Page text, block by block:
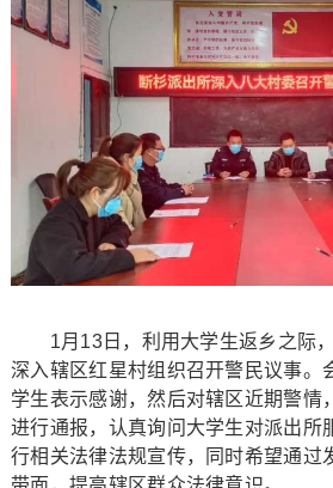
1月13日，利用大学生返乡之际，
深入辖区红星村组织召开警民议事。
学生表示感谢，然后对辖区近期警情
进行通报，认真询问大学生对派出所
行相关法律法规宣传，同时希望通过